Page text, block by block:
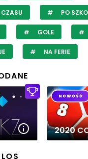
PO
GOLE
NA FERIE
2020